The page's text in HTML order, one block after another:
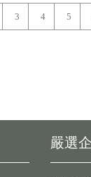
3 4 5
嚴選